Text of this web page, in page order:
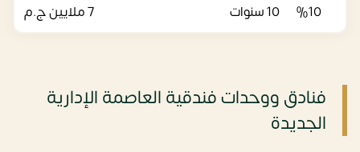
%10 10 سنوات 7 ملايين ج.م
فنادق ووحدات فندقية العاصمة الإدارية
الجديدة